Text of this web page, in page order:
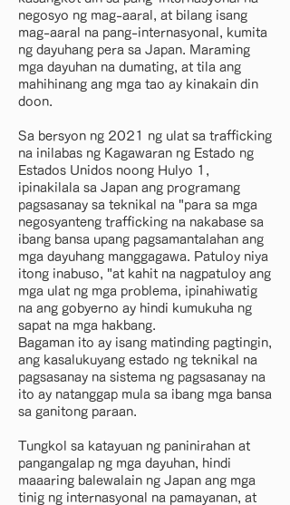
negosyo ng mag-aaral, at bilang isang
mag-aaral na pang-internasyonal, kumita
ng dayuhang pera sa Japan. Maraming
mga dayuhan na dumating, at tila ang
mahihinang ang mga tao ay kinakain din
doon.
Sa bersyon ng 2021 ng ulat sa trafficking
na inilabas ng Kagawaran ng Estado ng
Estados Unidos noong Hulyo 1,
ipinakilala sa Japan ang programang
pagsasanay sa teknikal na "para sa mga
negosyanteng trafficking na nakabase sa
ibang bansa upang pagsamantalahan ang
mga dayuhang manggagawa. Patuloy niya
itong inabuso, "at kahit na nagpatuloy ang
mga ulat ng mga problema, ipinahiwatig
na ang gobyerno ay hindi kumukuha ng
sapat na mga hakbang.
Bagaman ito ay isang matinding pagtingin,
ang kasalukuyang estado ng teknikal na
pagsasanay na sistema ng pagsasanay na
ito ay natanggap mula sa ibang mga bansa
sa ganitong paraan.
Tungkol sa katayuan ng paninirahan at
pangangalap ng mga dayuhan, hindi
maaaring balewalain ng Japan ang mga
tinig ng internasyonal na pamayanan, at